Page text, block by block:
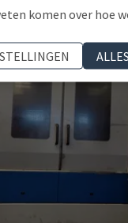
komen over hoe